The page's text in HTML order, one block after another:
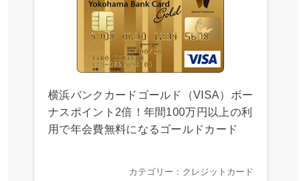
横浜バンクカードゴールド（VISA）ボー
ナスポイント2倍！年間100万円以上の利
用で年会費無料になるゴールドカード
カテゴリー：クレジットカード